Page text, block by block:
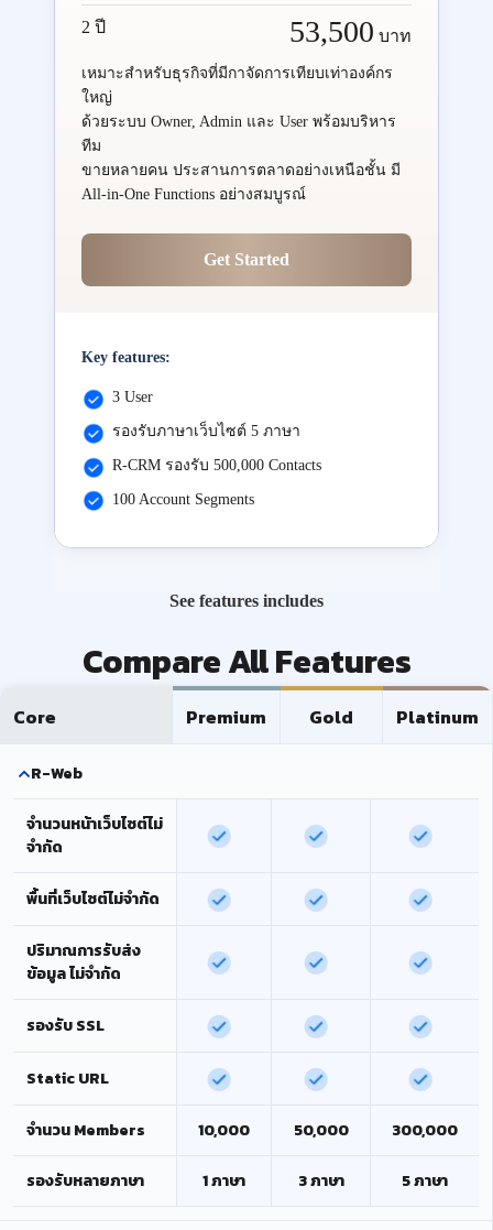
2 ปี 53,500 บาท
เหมาะสำหรับธุรกิจที่มีกาจัดการเทียบเท่าองค์กร
ใหญ่
ด้วยระบบ Owner, Admin และ User พร้อมบริหาร
ทีม
ขายหลายคน ประสานการตลาดอย่างเหนือชั้น มี
All-in-One Functions อย่างสมบูรณ์
Get Started
Key features:
3 User
รองรับภาษาเว็บไซต์ 5 ภาษา
R-CRM รองรับ 500,000 Contacts
100 Account Segments
See features includes
Compare All Features
Core Premium Gold Platinum
R-Web
จำนวนหน้าเว็บไซต์ไม่
จำกัด
พื้นที่เว็บไซต์ไม่จำกัด
ปริมาณการรับส่ง
ข้อมูล ไม่จำกัด
รองรับ SSL
Static URL
จำนวน Members 10,000 50,000 300,000
รองรับหลายภาษา 1 ภาษา 3 ภาษา 5 ภาษา